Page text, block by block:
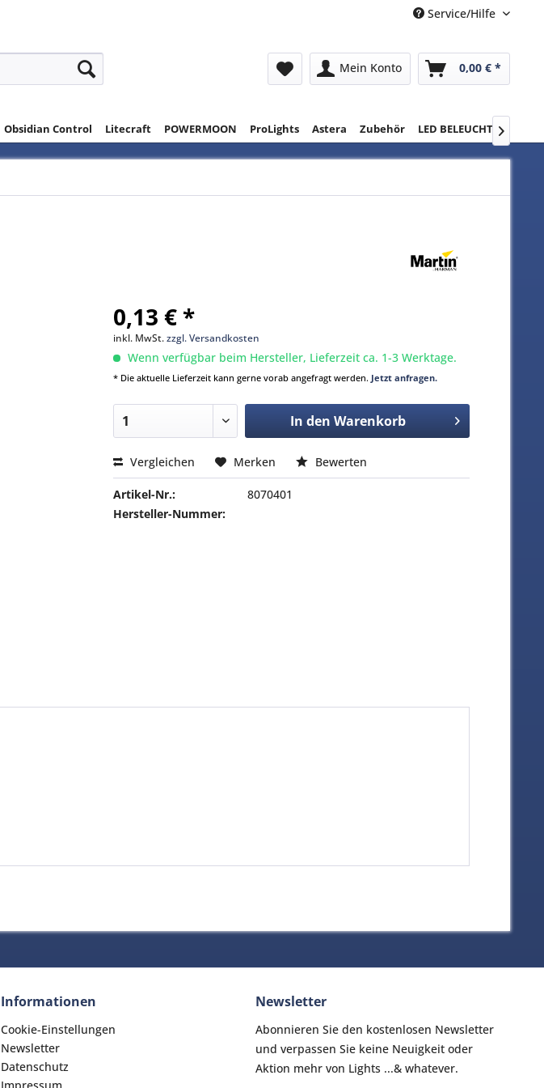
Service/Hilfe
Mein Konto 0,00 € *
Obsidian Control Litecraft POWERMOON ProLights Astera Zubehör LED BELEUCHTUNG

0,13 € *
inkl. MwSt.zzgl. Versandkosten
Wenn verfügbar beim Hersteller, Lieferzeit ca. 1-3 Werktage.
* Die aktuelle Lieferzeit kann gerne vorab angefragt werden. Jetzt anfragen.
In den Warenkorb
Vergleichen Merken Bewerten
Artikel-Nr.:
8070401
Hersteller-Nummer:
Informationen
Cookie-Einstellungen
Newsletter
Datenschutz
Newsletter
Abonnieren Sie den kostenlosen Newsletter
und verpassen Sie keine Neuigkeit oder
Aktion mehr von Lights ...& whatever.